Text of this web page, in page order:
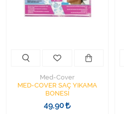
Kişisel Bakım ve Sağlık
Ortopedi Ürünleri
Ortopedi Ürünleri
Sarf Malzemeleri
Med-Cover
MED-COVER SAÇ YIKAMA
BONESİ
49,90